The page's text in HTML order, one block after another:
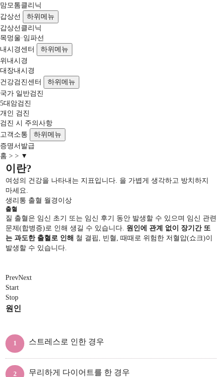
맘모톰클리닉
갑상선
하위메뉴
갑상선클리닉
목멍울·임파선
내시경센터
하위메뉴
위내시경
대장내시경
건강검진센터
하위메뉴
국가 일반검진
5대암검진
개인 검진
검진 시 주의사항
고객소통
하위메뉴
증명서발급
홈
▼
이란?
여성의 건강을 나타내는 지표입니다. 을 가볍게 생각하고 방치하지
마세요.
생리통 출혈 월경이상
출혈
질 출혈은 임신 초기 또는 임신 후기 동안 발생할 수 있으며 임신 관련
문제(합병증)로 인해 생길 수 있습니다. 원인에 관계 없이 장기간 또
는 과도한 출혈로 인해 철 결핍, 빈혈, 때때로 위험한 저혈압(쇼크)이
발생할 수 있습니다.
PrevNext
Start
Stop
원인
스트레스로 인한 경우
무리하게 다이어트를 한 경우